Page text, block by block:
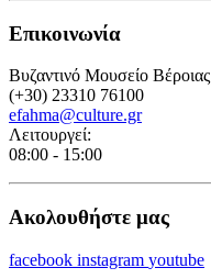
Επικοινωνία
Βυζαντινό Μουσείο Βέροιας
(+30) 23310 76100
efahma@culture.gr
Λειτουργεί:
08:00 - 15:00
Ακολουθήστε μας
facebook instagram youtube